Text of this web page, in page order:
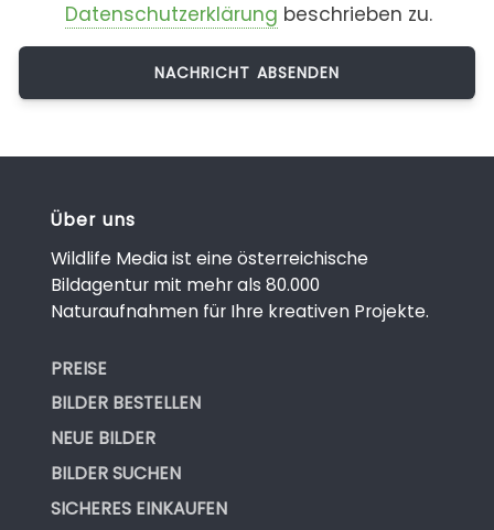
Datenschutzerklärung beschrieben zu.
Über uns
Wildlife Media ist eine österreichische
Bildagentur mit mehr als 80.000
Naturaufnahmen für Ihre kreativen Projekte.
PREISE
BILDER BESTELLEN
NEUE BILDER
BILDER SUCHEN
SICHERES EINKAUFEN